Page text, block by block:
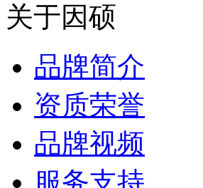
关于因硕
品牌简介
资质荣誉
品牌视频